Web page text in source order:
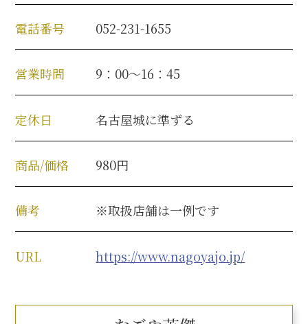
名古屋＜清正＞観光モデルコース
電話番号 052-231-1655
営業時間 9：00～16：45
定休日 名古屋城に準ずる
商品/価格 980円
備考 ※取扱店舗は一例です
URL https://www.nagoyajo.jp/